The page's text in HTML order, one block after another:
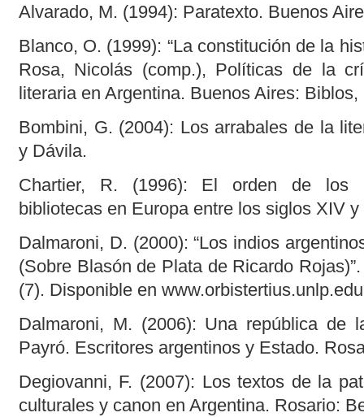
Alvarado, M. (1994): Paratexto. Buenos
Blanco, O. (1999): “La constitución de la
Rosa, Nicolás (comp.), Políticas de la
literaria en Argentina. Buenos Aires: Biblos,
Bombini, G. (2004): Los arrabales de la
y Dávila.
Chartier, R. (1996): El orden de los
bibliotecas en Europa entre los siglos XIV
Dalmaroni, D. (2000): “Los indios
(Sobre Blasón de Plata de Ricardo
(7). Disponible en
Dalmaroni, M. (2006): Una república de
Payró. Escritores argentinos y Estado.
Degiovanni, F. (2007): Los textos de la
culturales y canon en Argentina. Rosario: